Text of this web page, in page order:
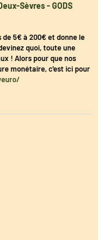
Sèvres - GODS
5€ à 200€ et donne le
quoi, toute une
! Alors pour que nos
monétaire, c'est ici pour